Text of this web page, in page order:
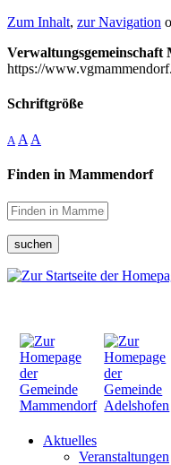
Zum Inhalt, zur Navigation
Verwaltungsgemeinschaft
https://
Schriftgröße
A A A
Finden in Mammendorf
suchen
Aktuelles
Veranstaltungen